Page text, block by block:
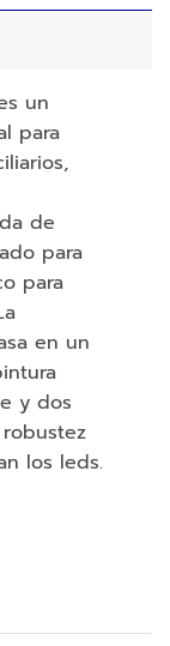
un
para
de
para
para
en un
y dos
los leds.